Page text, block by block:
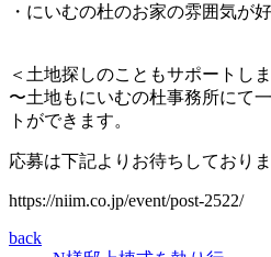
・にいむの杜のお家の雰囲気が
＜土地探しのこともサポートし
〜土地もにいむの杜事務所にて
トができます。
応募は下記よりお待ちしておりま
https://niim.co.jp/event/post-2522/
back